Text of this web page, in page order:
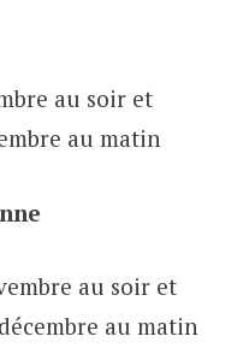
au soir et
au matin
au soir et
au matin